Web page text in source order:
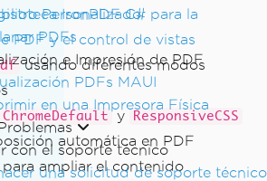
Personalizado
PDFs
e Impresión de PDF
PDFs MAUI
en una Impresora Física
con el soporte técnico
una solicitud de soporte técnico
IronPDF C# para la
PDF y el control de vistas
usando diferentes modos
ChromeDefault y ResponsiveCSS
automática en PDF
para ampliar el contenido